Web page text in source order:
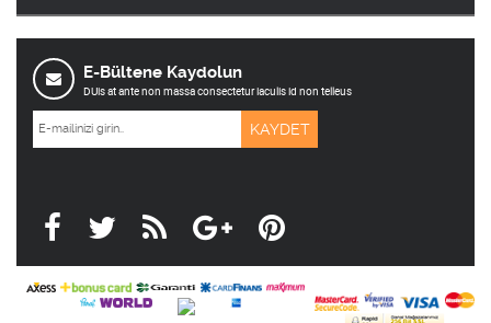
E-Bültene Kaydolun
DUis at ante non massa consectetur iaculis id non telleus